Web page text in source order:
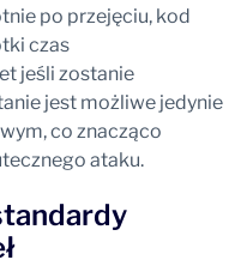
po przejęciu, kod
czas
jeśli zostanie
jest możliwe jedynie
co znacząco
ataku.